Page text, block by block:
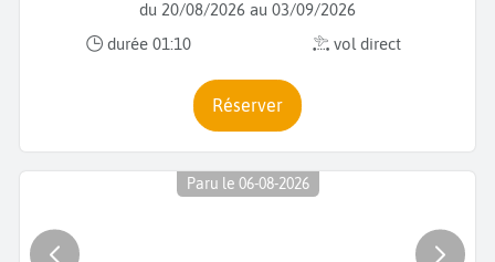
du 20/08/2026 au 03/09/2026
durée 01:10
vol direct
Réserver
Paru le 06-08-2026